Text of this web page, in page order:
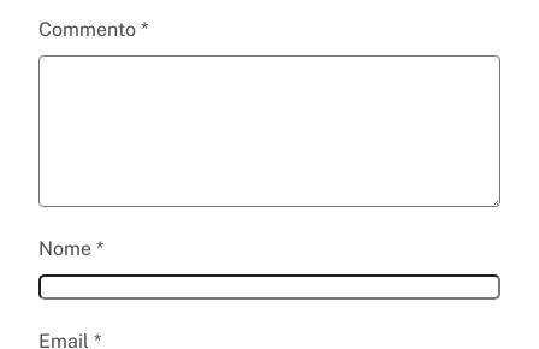
Commento *
Nome *
Email *